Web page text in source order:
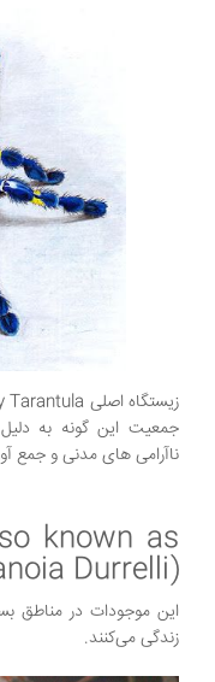
جمعیت این گونه به
ناآرامی های مدنی و جمع
known as
Durrelli)
این موجودات در مناطق
زندگی می‌کنند.